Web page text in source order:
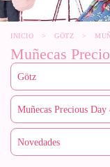
INICIO > GÖTZ >
Muñecas